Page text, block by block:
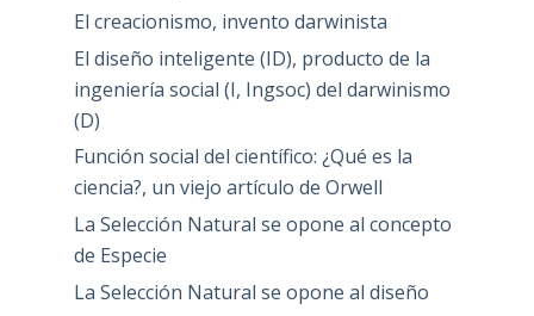
El creacionismo, invento darwinista
El diseño inteligente (ID), producto de la
ingeniería social (I, Ingsoc) del darwinismo
(D)
Función social del científico: ¿Qué es la
ciencia?, un viejo artículo de Orwell
La Selección Natural se opone al concepto
de Especie
La Selección Natural se opone al diseño